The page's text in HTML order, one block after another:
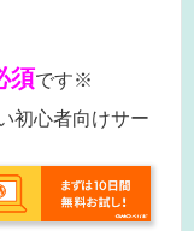
須です※
初心者向けサー